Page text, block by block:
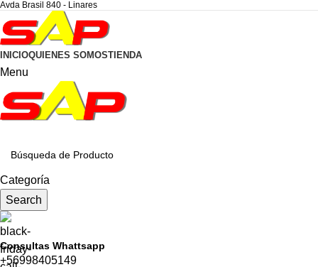
Avda Brasil 840 - Linares
INICIOQUIENES SOMOSTIENDA
Menu
Categoría
Search
Consultas Whattsapp
+56998405149